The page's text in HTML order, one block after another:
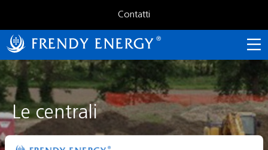
principale
Contatti
Chi siamo
CHI SIAMO
La società
Le centrali
Corporate Governance
Assemblea Ordinaria 2026
Consiglio di Amministrazione
Collegio Sindacale
Statuto
Investor relations
Calendario finanziario
Documentazione
Documento di ammissione e Azionisti rilevanti
OPA
Le centrali